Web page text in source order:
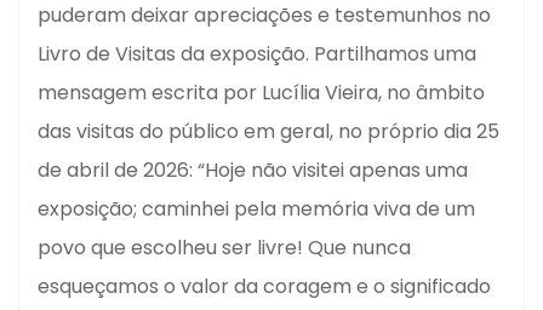
puderam deixar apreciações e testemunhos no
Livro de Visitas da exposição. Partilhamos uma
mensagem escrita por Lucília Vieira, no âmbito
das visitas do público em geral, no próprio dia 25
de abril de 2026: “Hoje não visitei apenas uma
exposição; caminhei pela memória viva de um
povo que escolheu ser livre! Que nunca
esqueçamos o valor da coragem e o significado